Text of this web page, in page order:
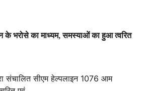
के भरोसे का माध्यम, समस्याओं का हुआ त्वरित
संचालित सीएम हेल्पलाइन 1076 आम